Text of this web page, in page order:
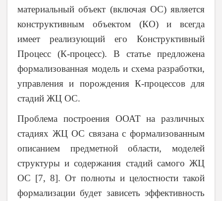
материальный объект (включая ОС) является
конструктивным объектом (КО) и всегда
имеет реализующий его Конструктивный
Процесс (К-процесс). В статье предложена
формализованная модель и схема разработки,
управления и порождения К-процессов для
стадий ЖЦ ОС.
Проблема построения ООАТ на различных
стадиях ЖЦ ОС связана с формализованным
описанием предметной области, моделей
структуры и содержания стадий самого ЖЦ
ОС [7, 8]. От полноты и целостности такой
формализации будет зависеть эффективность